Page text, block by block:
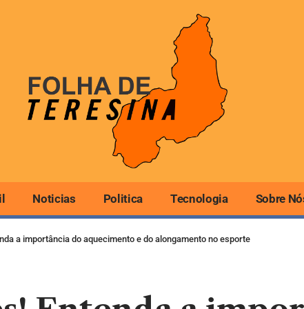
Noticias Politica Tecnologia Sobre
a importância do aquecimento e do alongamento no esporte